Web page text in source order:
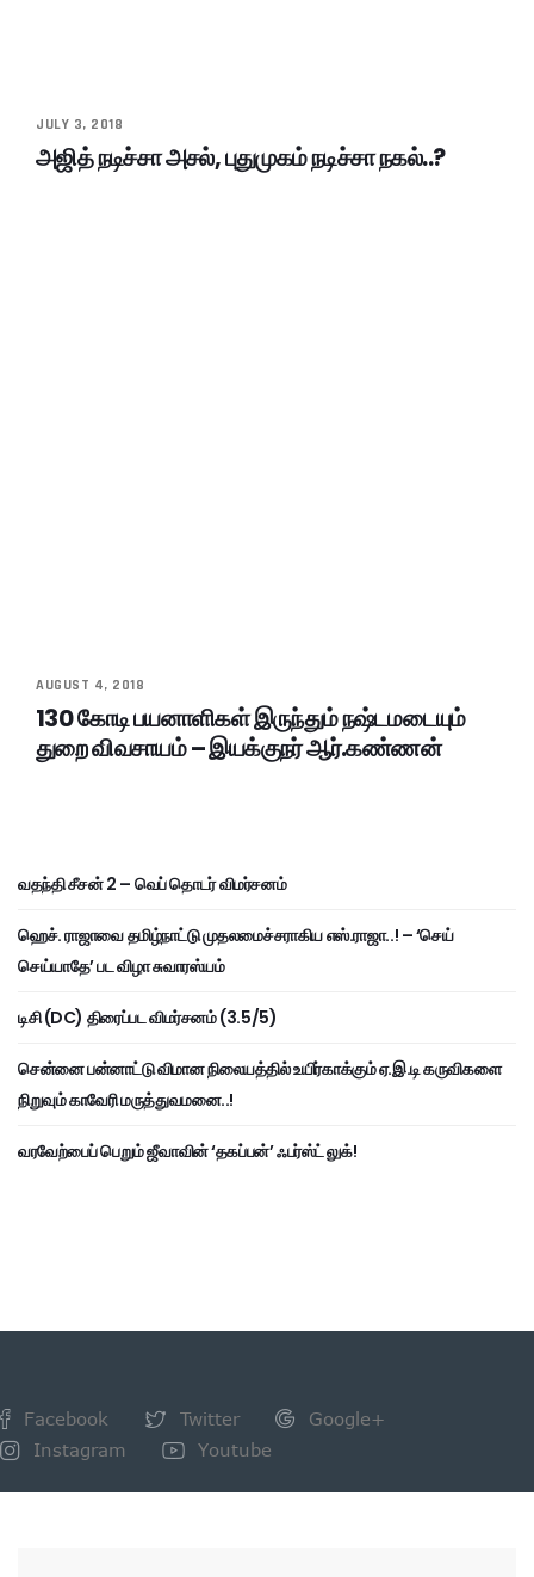
JULY 3, 2018
அஜித் நடிச்சா அசல், புதுமுகம் நடிச்சா நகல்..?
AUGUST 4, 2018
130 கோடி பயனாளிகள் இருந்தும் நஷ்டமடையும்
துறை விவசாயம் – இயக்குநர் ஆர்.கண்ணன்
வதந்தி சீசன் 2 – வெப் தொடர் விமர்சனம்
ஹெச். ராஜாவை தமிழ்நாட்டு முதலமைச்சராகிய எஸ்.ராஜா..! – ‘செய்
செய்யாதே’ பட விழா சுவாரஸ்யம்
டிசி (DC) திரைப்பட விமர்சனம் (3.5/5)
சென்னை பன்னாட்டு விமான நிலையத்தில் உயிர்காக்கும் ஏ.இ.டி கருவிகளை
நிறுவும் காவேரி மருத்துவமனை..!
வரவேற்பைப் பெறும் ஜீவாவின் ‘தகப்பன்’ ஃபர்ஸ்ட் லுக்!
Facebook Twitter
Google+
Instagram
Youtube